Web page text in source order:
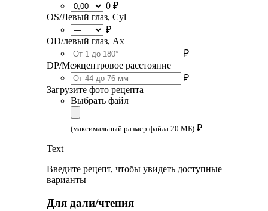
0 ₽
OS/Левый глаз, Cyl
₽
OD/левый глаз, Ax
₽
DP/Межцентровое расстояние
₽
Загрузите фото рецепта
Выбрать файл
(максимальный размер файла 20 МБ) ₽
Text
Введите рецепт, чтобы увидеть доступные
варианты
Для дали/чтения